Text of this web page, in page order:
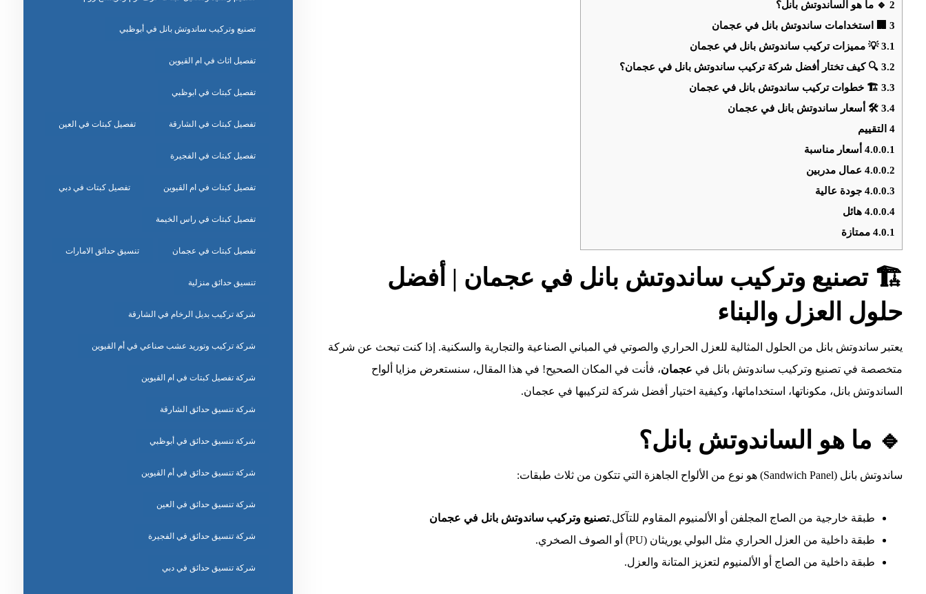
2🔹 ما هو الساندوتش بانل؟
3🏢 استخدامات ساندوتش بانل في عجمان
3.1💡 مميزات تركيب ساندوتش بانل في عجمان
3.2🔍 كيف تختار أفضل شركة تركيب ساندوتش بانل في عجمان؟
3.3🏗️ خطوات تركيب ساندوتش بانل في عجمان
3.4🛠️ أسعار ساندوتش بانل في عجمان
4التقييم
4.0.0.1أسعار مناسبة
4.0.0.2عمال مدربين
4.0.0.3جودة عالية
4.0.0.4هائل
4.0.1ممتازة
🏗️ تصنيع وتركيب ساندوتش بانل في عجمان | أفضل
حلول العزل والبناء
يعتبر ساندوتش بانل من الحلول المثالية للعزل الحراري والصوتي في المباني الصناعية والتجارية والسكنية. إذا كنت تبحث عن شركة
متخصصة في تصنيع وتركيب ساندوتش بانل في عجمان، فأنت في المكان الصحيح! في هذا المقال، سنستعرض مزايا ألواح
الساندوتش بانل، مكوناتها، استخداماتها، وكيفية اختيار أفضل شركة لتركيبها في عجمان.
🔹 ما هو الساندوتش بانل؟
ساندوتش بانل (Sandwich Panel) هو نوع من الألواح الجاهزة التي تتكون من ثلاث طبقات:
طبقة خارجية من الصاج المجلفن أو الألمنيوم المقاوم للتآكل.تصنيع وتركيب ساندوتش بانل في عجمان
طبقة داخلية من العزل الحراري مثل البولي يوريثان (PU) أو الصوف الصخري.
طبقة داخلية من الصاج أو الألمنيوم لتعزيز المتانة والعزل.
تصنيع وتركيب ساندوتش بانل في أبوظبي
تفصيل اثاث في ام القيوين
تفصيل كبتات في ابوظبي
تفصيل كبتات في الشارقة تفصيل كبتات في العين
تفصيل كبتات في الفجيرة
تفصيل كبتات في ام القيوين تفصيل كبتات في دبي
تفصيل كبتات في راس الخيمة
تفصيل كبتات في عجمان تنسيق حدائق الامارات
تنسيق حدائق منزلية
شركة تركيب بديل الرخام في الشارقة
شركة تركيب وتوريد عشب صناعي في أم القيوين
شركة تفصيل كبتات في ام القيوين
شركة تنسيق حدائق الشارقة
شركة تنسيق حدائق في أبوظبي
شركة تنسيق حدائق في أم القيوين
شركة تنسيق حدائق في العين
شركة تنسيق حدائق في الفجيرة
شركة تنسيق حدائق في دبي